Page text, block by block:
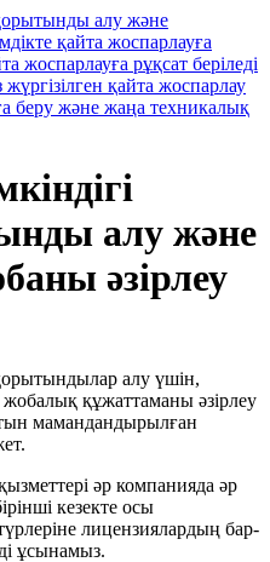
алу және
қайта жоспарлауға
жоспарлауға рұқсат беріледі
жүргізілген қайта жоспарлау
беру және жаңа техникалық
алу және
әзірлеу
алу үшін,
құжаттаманы әзірлеу
мамандандырылған
әр компанияда әр
кезекте осы
лицензиялардың бар-
ұсынамыз.